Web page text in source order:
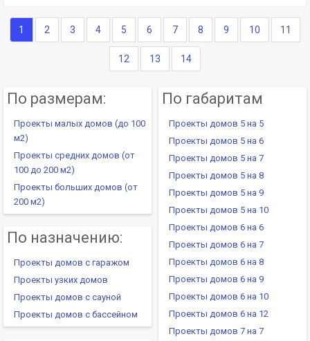
1 2 3 4 5 6 7 8 9 10 11
12 13 14
По размерам:
Проекты малых домов (до 100
м2)
Проекты средних домов (от
100 до 200 м2)
Проекты больших домов (от
200 м2)
По назначению:
Проекты домов с гаражом
Проекты узких домов
Проекты домов с сауной
Проекты домов с бассейном
По габаритам
Проекты домов 5 на 5
Проекты домов 5 на 6
Проекты домов 5 на 7
Проекты домов 5 на 8
Проекты домов 5 на 9
Проекты домов 5 на 10
Проекты домов 6 на 6
Проекты домов 6 на 7
Проекты домов 6 на 8
Проекты домов 6 на 9
Проекты домов 6 на 10
Проекты домов 6 на 12
Проекты домов 7 на 7